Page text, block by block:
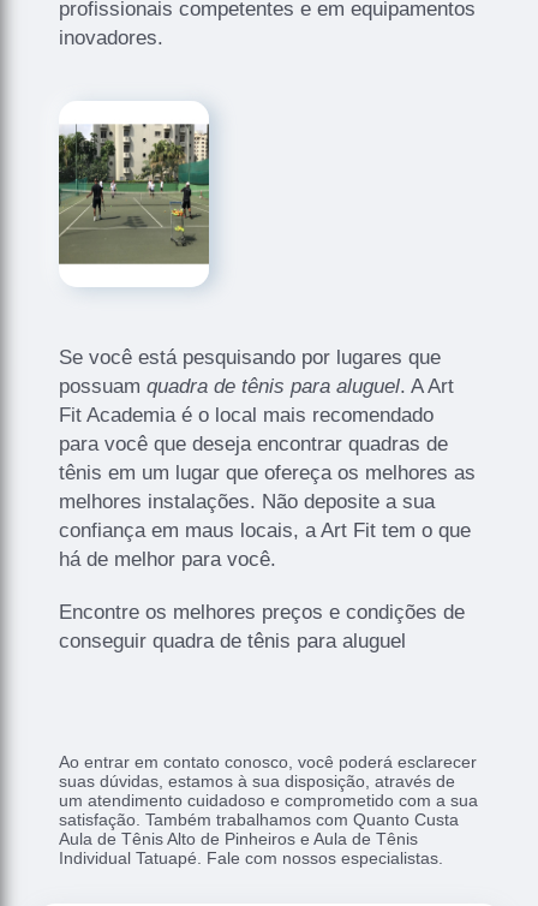
profissionais competentes e em equipamentos
inovadores.
Se você está pesquisando por lugares que
possuamquadra de tênis para aluguel. A Art
Fit Academia é o local mais recomendado
para você que deseja encontrar quadras de
tênis em um lugar que ofereça os melhores as
melhores instalações. Não deposite a sua
confiança em maus locais, a Art Fit tem o que
há de melhor para você.
Encontre os melhores preços e condições de
conseguir quadra de tênis para aluguel
Ao entrar em contato conosco, você poderá esclarecer
suas dúvidas, estamos à sua disposição, através de
um atendimento cuidadoso e comprometido com a sua
satisfação. Também trabalhamos com Quanto Custa
Aula de Tênis Alto de Pinheiros e Aula de Tênis
Individual Tatuapé. Fale com nossos especialistas.